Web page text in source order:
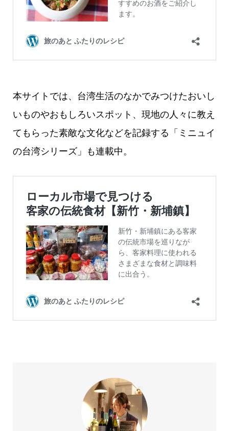
本サイトでは、台湾生活のなかでみつけたおいし
いものやおもしろいスポット、現地の人々に教え
てもらった素敵な文化などを記録する「ミニュイ
の台湾シリーズ」も連載中。